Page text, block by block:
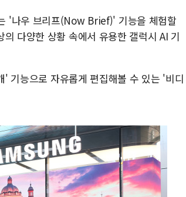
'나우 브리프(Now Brief)' 기능을 체험할
다양한 상황 속에서 유용한 갤럭시 AI 기
기능으로 자유롭게 편집해볼 수 있는 '비디